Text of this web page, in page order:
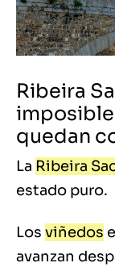
Ribeira
quedan
La Ribeira
estado puro.
Los viñedos
avanzan